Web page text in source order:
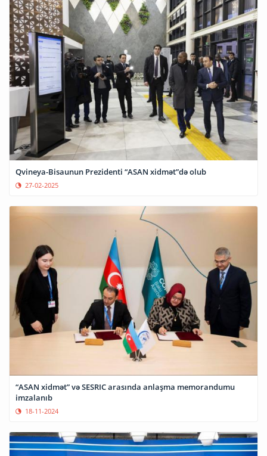
Qvineya-Bisaunun Prezidenti “ASAN xidmət”də olub
27-02-2025
“ASAN xidmət” və SESRIC arasında anlaşma memorandumu
imzalanıb
18-11-2024